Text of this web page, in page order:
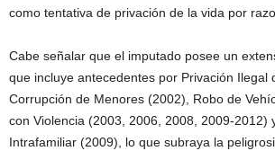
como tentativa de privación de la vida por
Cabe señalar que el imputado posee un
que incluye antecedentes por Privación Ilegal
Corrupción de Menores (2002), Robo de
con Violencia (2003, 2006, 2008, 2009-2012)
Intrafamiliar (2009), lo que subraya la